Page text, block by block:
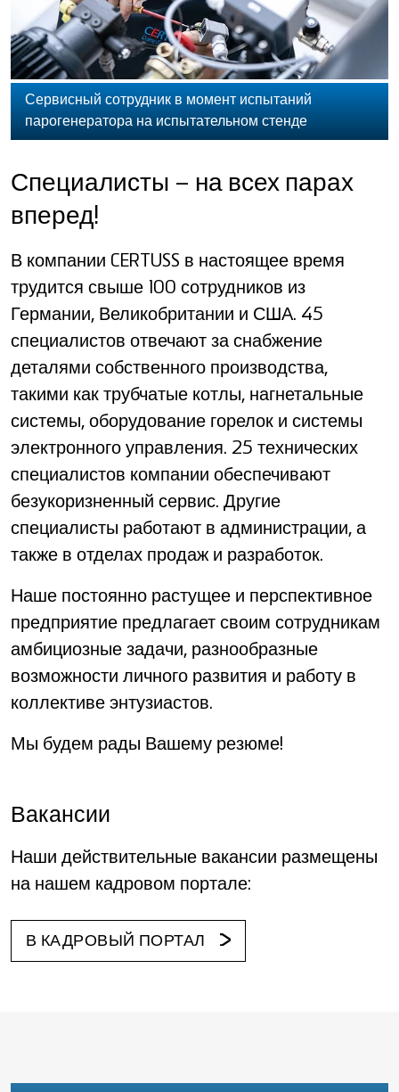
Сервисный сотрудник в момент испытаний
парогенератора на испытательном стенде
Специалисты – на всех парах
вперед!
В компании CERTUSS в настоящее время
трудится свыше 100 сотрудников из
Германии, Великобритании и США. 45
специалистов отвечают за снабжение
деталями собственного производства,
такими как трубчатые котлы, нагнетальные
системы, оборудование горелок и системы
электронного управления. 25 технических
специалистов компании обеспечивают
безукоризненный сервис. Другие
специалисты работают в администрации, а
также в отделах продаж и разработок.
Наше постоянно растущее и перспективное
предприятие предлагает своим сотрудникам
амбициозные задачи, разнообразные
возможности личного развития и работу в
коллективе энтузиастов.
Мы будем рады Вашему резюме!
Вакансии
Наши действительные вакансии размещены
на нашем кадровом портале:
В КАДРОВЫЙ ПОРТАЛ